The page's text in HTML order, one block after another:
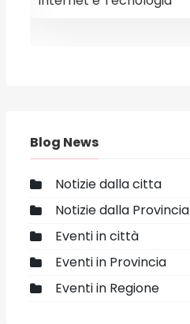
Blog News
Notizie dalla citta
Notizie dalla Provincia
Eventi in città
Eventi in Provincia
Eventi in Regione